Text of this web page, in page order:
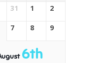
31 1 2
7 8 9
6th